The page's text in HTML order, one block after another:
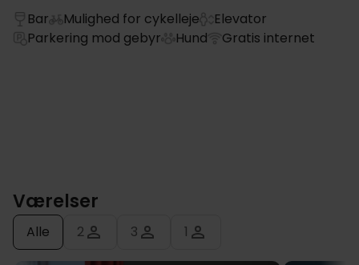
Bar Mulighed for cykelleje
Elevator
Parkering mod gebyr
Hund Gratis internet
Værelser
Alle 2 3 1